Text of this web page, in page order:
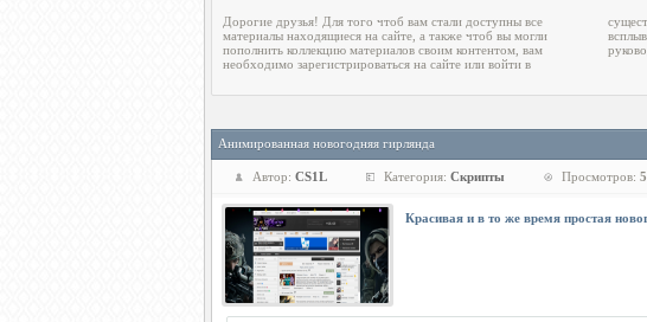
Дорогие друзья! Для того чтоб вам стали доступны все
материалы находящиеся на сайте, а также чтоб вы могли
пополнить коллекцию материалов своим контентом, вам
необходимо зарегистрироваться на сайте или войти в
существующую учетную запись. После регистрации
всплывающая реклама перестанет отвлекать. С уважением
Анимированная новогодняя гирлянда
Автор: CS1L Категория: Скрипты Просмотров:
Красивая и в то же время простая